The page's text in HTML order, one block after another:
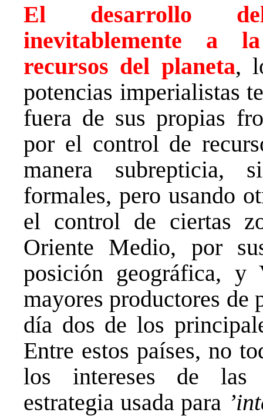
El desarrollo
inevitablemente a
recursos del planeta,
potencias imperialistas
fuera de sus propias
por el control de
manera subrepticia,
formales, pero usando
el control de ciertas
Oriente Medio, por
posición geográfica, y
mayores productores de
día dos de los
Entre estos países, no
los intereses de las
estrategia usada para